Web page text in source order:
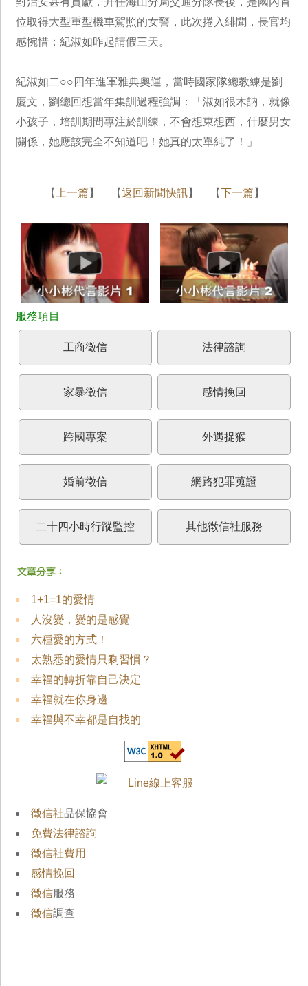
位取得大型重型機車駕照的女警，此次捲入緋聞，長官均
感惋惜；紀淑如昨起請假三天。
紀淑如二○○四年進軍雅典奧運，當時國家隊總教練是劉
慶文，劉總回想當年集訓過程強調：「淑如很木訥，就像
小孩子，培訓期間專注於訓練，不會想東想西，什麼男女
關係，她應該完全不知道吧！她真的太單純了！」
【 上一篇 】 【返回新聞快訊】 【下一篇 】
工商徵信 法律諮詢
家暴徵信 感情挽回
跨國專案 外遇捉猴
婚前徵信 網路犯罪蒐證
二十四小時行蹤監控 其他徵信社服務
1+1=1的愛情
人沒變，變的是感覺
六種愛的方式！
太熟悉的愛情只剩習慣？
幸福的轉折靠自己決定
幸福就在你身邊
幸福與不幸都是自找的
徵信社品保協會
免費法律諮詢
徵信社費用
感情挽回
徵信服務
徵信調查